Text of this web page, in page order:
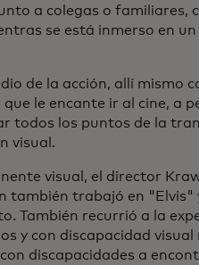
a colegas o familiares,
se está inmerso en
de la acción, allí mismo
le encante ir al cine, a
todos los puntos de la
visual.
visual, el director
también trabajó en "Elvis"
También recurrió a la
y con discapacidad
discapacidades a